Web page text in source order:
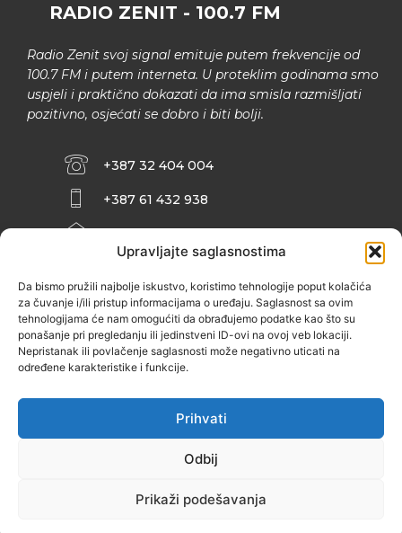
Upravljajte saglasnostima
Da bismo pružili najbolje iskustvo, koristimo tehnologije poput kolačića
za čuvanje i/ili pristup informacijama o uređaju. Saglasnost sa ovim
tehnologijama će nam omogućiti da obrađujemo podatke kao što su
ponašanje pri pregledanju ili jedinstveni ID-ovi na ovoj veb lokaciji.
Nepristanak ili povlačenje saglasnosti može negativno uticati na
određene karakteristike i funkcije.
Prihvati
Odbij
Prikaži podešavanja
RADIO ZENIT - 100.7 FM
Radio Zenit svoj signal emituje putem frekvencije od
100.7 FM i putem interneta. U proteklim godinama smo
uspjeli i praktično dokazati da ima smisla razmišljati
pozitivno, osjećati se dobro i biti bolji.
+387 32 404 004
+387 61 432 938
INFO@ZENIT.BA
ZENIČANKA, 3. SPRAT), 72000 ZENICA